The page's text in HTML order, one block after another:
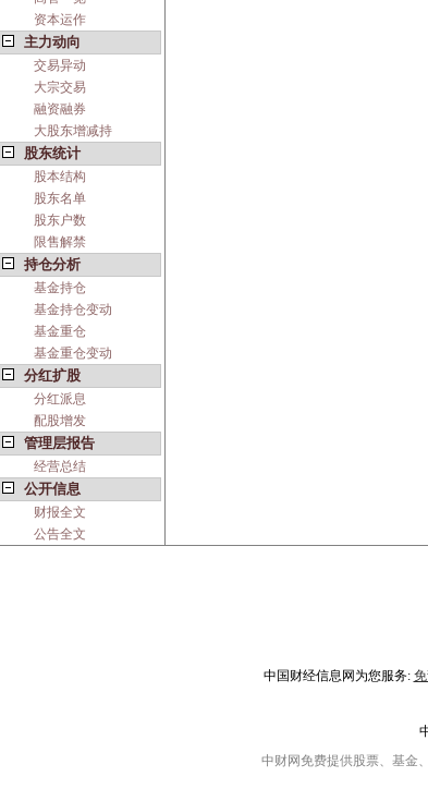
资本运作
主力动向
交易异动
大宗交易
融资融券
大股东增减持
股东统计
股本结构
股东名单
股东户数
限售解禁
持仓分析
基金持仓
基金持仓变动
基金重仓
基金重仓变动
分红扩股
分红派息
配股增发
管理层报告
经营总结
公开信息
财报全文
公告全文
中国财经信息网为您服务:
中财网免费提供股票、基金